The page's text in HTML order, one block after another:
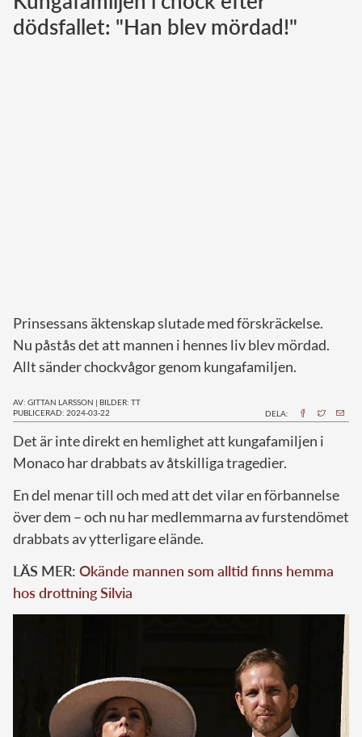
Norska kungahuset
dödsfallet: "Han blev mördad!"
Prinsessans äktenskap slutade med förskräckelse.
Nu påstås det att mannen i hennes liv blev mördad.
Allt sänder chockvågor genom kungafamiljen.
AV: GITTAN LARSSON | BILDER: TT
PUBLICERAD: 2024-03-22
DELA:
Det är inte direkt en hemlighet att kungafamiljen i
Monaco har drabbats av åtskilliga tragedier.
En del menar till och med att det vilar en förbannelse
över dem – och nu har medlemmarna av furstendömet
drabbats av ytterligare elände.
LÄS MER: Okände mannen som alltid finns hemma
hos drottning Silvia